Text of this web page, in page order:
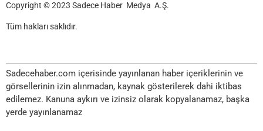
Copyright © 2023 Sadece Haber Medya A.Ş.
Tüm hakları saklıdır.
Sadecehaber.com içerisinde yayınlanan haber içeriklerinin ve
görsellerinin izin alınmadan, kaynak gösterilerek dahi iktibas
edilemez. Kanuna aykırı ve izinsiz olarak kopyalanamaz, başka
yerde yayınlanamaz